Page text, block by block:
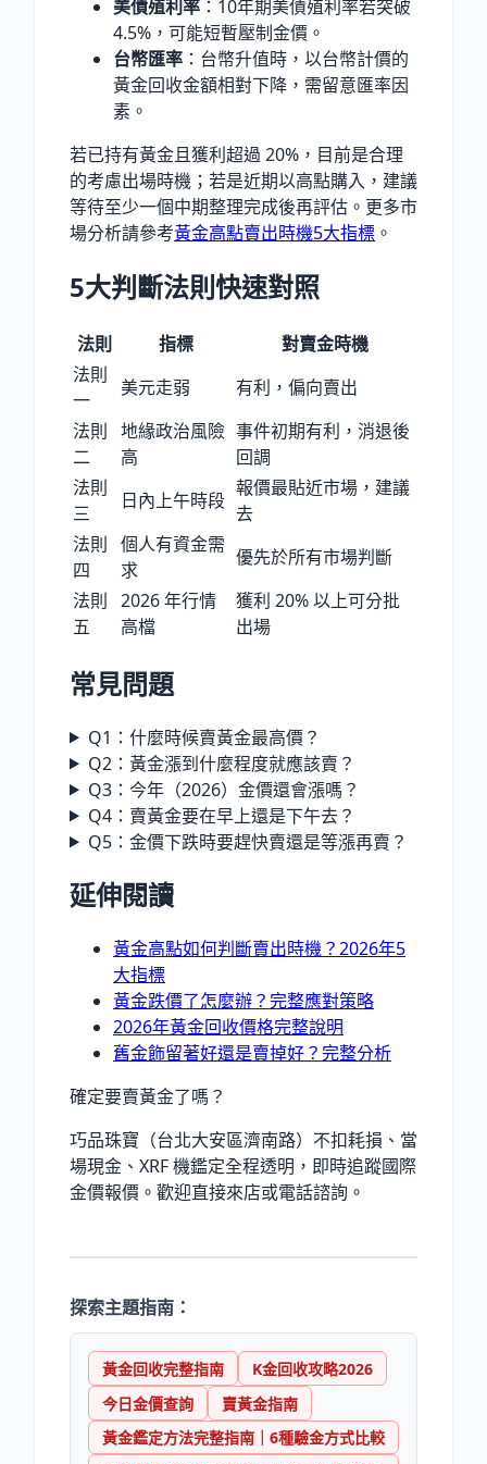
美債殖利率 ：10年期美債殖利率若突破
4.5%，可能短暫壓制金價。
台幣匯率 ：台幣升值時，以台幣計價的
黃金回收金額相對下降，需留意匯率因
素。
若已持有黃金且獲利超過 20%，目前是合理
的考慮出場時機；若是近期以高點購入，建議
等待至少一個中期整理完成後再評估。更多市
場分析請參考黃金高點賣出時機5大指標 。
5大判斷法則快速對照
法則 指標
對賣金時機
法則
一
美元走弱
有利，偏向賣出
法則
二
地緣政治風險
高
事件初期有利，消退後
回調
法則
三
日內上午時段
報價最貼近市場，建議
去
法則
四
個人有資金需
求
優先於所有市場判斷
法則
五
2026 年行情
高檔
獲利 20% 以上可分批
出場
常見問題
Q1：什麼時候賣黃金最高價？
Q2：黃金漲到什麼程度就應該賣？
Q3：今年（2026）金價還會漲嗎？
Q4：賣黃金要在早上還是下午去？
Q5：金價下跌時要趕快賣還是等漲再賣？
延伸閱讀
黃金高點如何判斷賣出時機？2026年5
大指標
黃金跌價了怎麼辦？完整應對策略
2026年黃金回收價格完整說明
舊金飾留著好還是賣掉好？完整分析
確定要賣黃金了嗎？
巧品珠寶（台北大安區濟南路）不扣耗損、當
場現金、XRF 機鑑定全程透明，即時追蹤國際
金價報價。歡迎直接來店或電話諮詢。
探索主題指南：
黃金回收完整指南
K金回收攻略2026
今日金價查詢
賣黃金指南
黃金鑑定方法完整指南｜6種驗金方式比較